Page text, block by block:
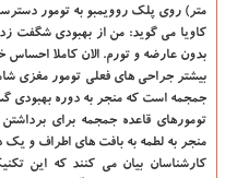
متر) روی پلک روویمبو به تومور
کاویا می گوید: من از بهبودی شگفت
بدون عارضه و تورم. الان کاملا احساس
بیشتر جراحی های فعلی تومور مغزی
جمجمه است که منجر به دوره بهبودی
تومورهای قاعده جمجمه برای برداشتن
منجر به لطمه به بافت های اطراف و یک
کارشناسان بیان می کنند که این